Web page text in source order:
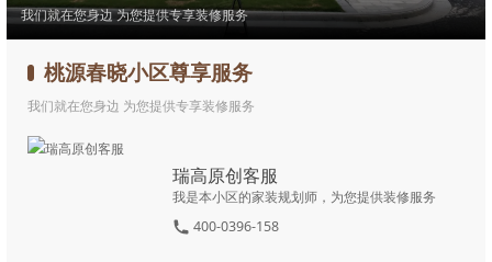
我们就在您身边 为您提供专享装修服务
桃源春晓小区尊享服务
我们就在您身边 为您提供专享装修服务
瑞高原创客服
我是本小区的家装规划师，为您提供装修服务
400-0396-158